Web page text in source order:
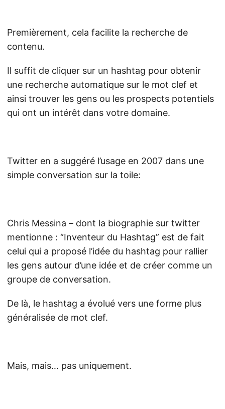
Premièrement, cela facilite la recherche de
contenu.
Il suffit de cliquer sur un hashtag pour obtenir
une recherche automatique sur le mot clef et
ainsi trouver les gens ou les prospects potentiels
qui ont un intérêt dans votre domaine.
Twitter en a suggéré l’usage en 2007 dans une
simple conversation sur la toile:
Chris Messina – dont la biographie sur twitter
mentionne : “Inventeur du Hashtag” est de fait
celui qui a proposé l’idée du hashtag pour rallier
les gens autour d’une idée et de créer comme un
groupe de conversation.
De là, le hashtag a évolué vers une forme plus
généralisée de mot clef.
Mais, mais… pas uniquement.